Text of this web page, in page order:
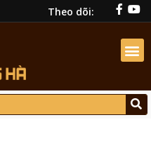
Theo dõi: